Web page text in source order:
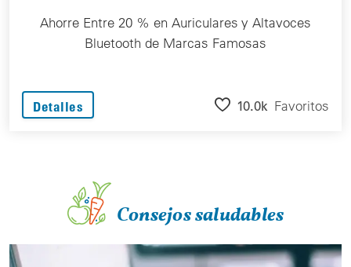
Ahorre Entre 20 % en Auriculares y Altavoces
Bluetooth de Marcas Famosas
Detalles 10.0k Favoritos
Consejos saludables